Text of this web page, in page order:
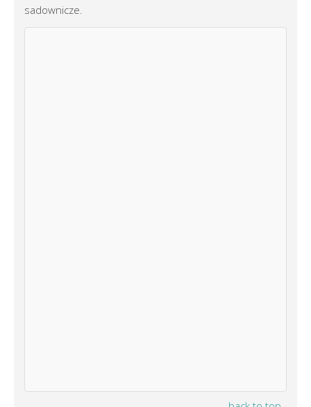
sadownicze.